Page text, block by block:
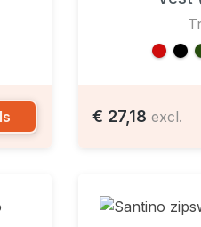
€ 27,18 excl.